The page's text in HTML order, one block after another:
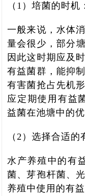
（1）培菌的时机：
一般来说，水体
量会很少，部分
因此这时期应及
有益菌群，能抑
有害菌抢占先机
应定期使用有益
益菌在池塘中的优
（2）选择合适的
水产养殖中的有
菌、芽孢杆菌、
养殖中使用的有益